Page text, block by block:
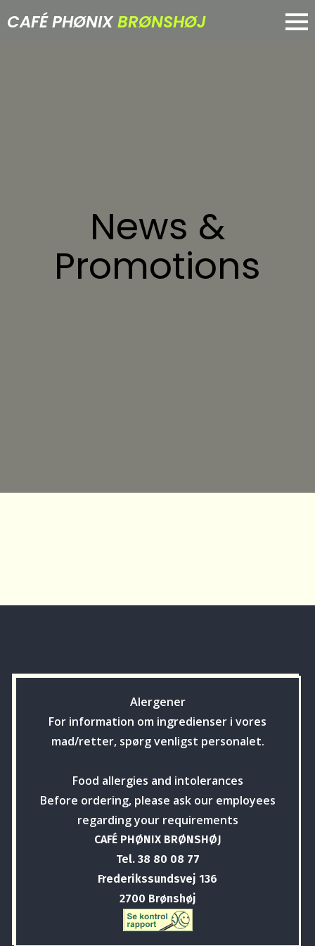
CAFÉ PHØNIXBRØNSHØJ
News &
Promotions
Alergener
For information om ingredienser i vores
mad/retter, spørg venligst personalet.
Food allergies and intolerances
Before ordering, please ask our employees
regarding your requirements
CAFÉ PHØNIX BRØNSHØJ
Tel. 38 80 08 77
Frederikssundsvej 136
2700 Brønshøj